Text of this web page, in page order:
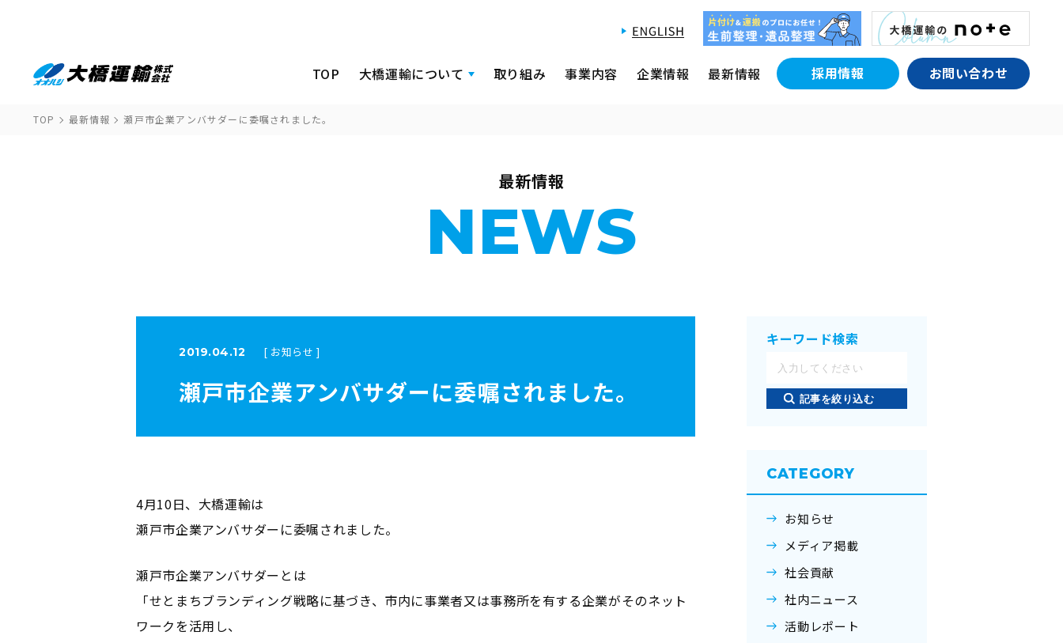
TOP 大橋運輸について 取り組み 事業内容 企業情報 最新情報 採用情報 お問い合わせ
TOP 最新情報 瀬戸市企業アンバサダーに委嘱されました。
最新情報
NEWS
2019.04.12 [ お知らせ ]
瀬戸市企業アンバサダーに委嘱されました。
4月10日、大橋運輸は
瀬戸市企業アンバサダーに委嘱されました。
瀬戸市企業アンバサダーとは
「せとまちブランディング戦略に基づき、市内に事業者又は事務所を有する企業がそのネット
ワークを活用し、
キーワード検索
記事を絞り込む
CATEGORY
お知らせ
メディア掲載
社会貢献
社内ニュース
活動レポート